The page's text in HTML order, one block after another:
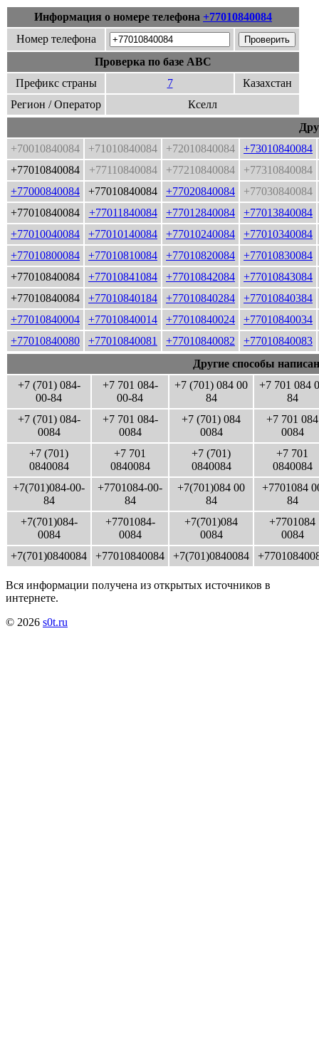
Информация о номере телефона +77010840084
Номер телефона
Проверка по базе ABC
Префикс страны
7
Казахстан
Регион / Оператор
Кселл
+70010840084
+71010840084 +72010840084
+73010840084
+77010840084
+77110840084 +77210840084
+77310840084
+77000840084
+77010840084 +77020840084
+77030840084
+77010840084
+77011840084 +77012840084
+77013840084
+77010040084
+77010140084 +77010240084
+77010340084
+77010800084
+77010810084 +77010820084
+77010830084
+77010840084
+77010841084 +77010842084
+77010843084
+77010840084
+77010840184 +77010840284
+77010840384
+77010840004
+77010840014 +77010840024
+77010840034
+77010840080
+77010840081 +77010840082
+77010840083
Другие способы
+7 (701) 084-
00-84
+7 701 084-
00-84
+7 (701) 084 00
84
+7 701 084
84
+7 (701) 084-
0084
+7 701 084-
0084
+7 (701) 084
0084
+7 701 084
0084
+7 (701)
0840084
+7 701
0840084
+7 (701)
0840084
+7 701
0840084
+7(701)084-00-
84
+7701084-00-
84
+7(701)084 00
84
+7701084
84
+7(701)084-
0084
+7701084-
0084
+7(701)084
0084
+7701084
0084
+7(701)0840084
+77010840084 +7(701)0840084
Вся информации получена из открытых источников в
интернете.
© 2026 s0t.ru